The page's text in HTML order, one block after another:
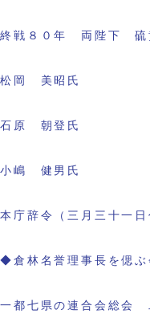
終戦８０年 両陛下 硫
松岡 美昭氏
石原 朝登氏
小嶋 健男氏
本庁辞令（三月三十一日
◆倉林名誉理事長を偲ぶ
一都七県の連合会総会